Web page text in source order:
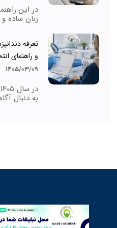
در این
زبان ساده
و راهنمای
1405/03/09
به دنبال